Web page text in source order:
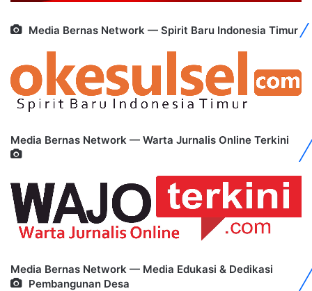
Media Bernas Network — Spirit Baru Indonesia Timur
Media Bernas Network — Warta Jurnalis Online Terkini
Media Bernas Network — Media Edukasi & Dedikasi
Pembangunan Desa